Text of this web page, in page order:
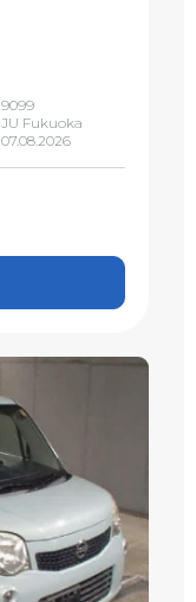
9099
JU Fukuoka
07.08.2026